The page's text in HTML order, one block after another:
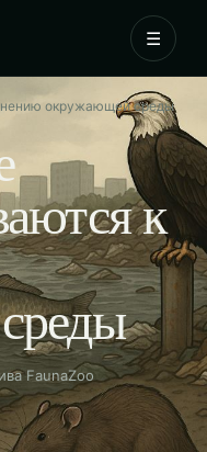
☰
окружающей среды
к
FaunaZoo